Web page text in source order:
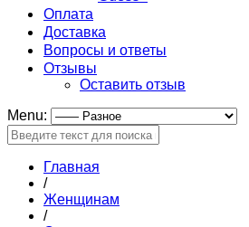
Оплата
Доставка
Вопросы и ответы
Отзывы
Оставить отзыв
Menu:
Главная
/
Женщинам
/